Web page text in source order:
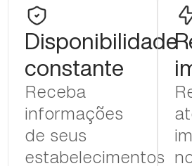
Disponibilidade
constante
Receba
informações
de seus
estabelecimentos